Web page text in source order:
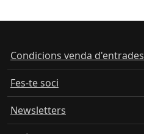
Condicions venda d'entrades
Fes-te soci
Newsletters